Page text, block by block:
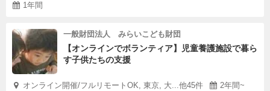
1年間
一般財団法人 みらいこども財団
【オンラインでボランティア】児童養護施設で暮ら
す子供たちの支援
オンライン開催/フルリモートOK, 東京, 大...他45件
2年間~